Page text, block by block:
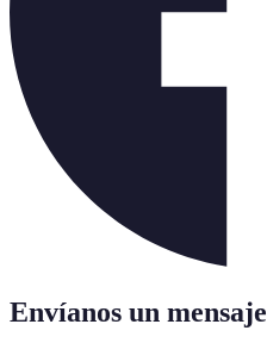
Envíanos un mensaje